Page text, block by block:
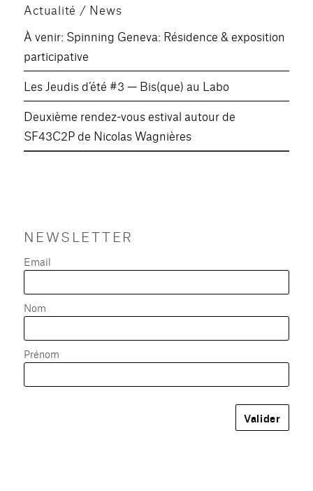
Actualité / News
À venir: Spinning Geneva: Résidence & exposition
participative
Les Jeudis d’été #3 — Bis(que) au Labo
Deuxième rendez-vous estival autour de
SF43C2P de Nicolas Wagnières
NEWSLETTER
Email
Nom
Prénom